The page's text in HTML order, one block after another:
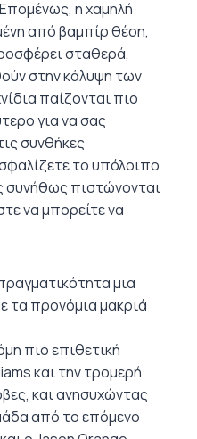
η χαμηλή
από βαμπίρ θέση,
σταθερά,
στην κάλυψη των
παίζονται πιο
για να σας
συνθήκες
το υπόλοιπο
συνήθως πιστώνονται
να μπορείτε να
μια
τα προνόμια μακριά
πιο επιθετική
και την τρομερή
και ανησυχώντας
από το επόμενο